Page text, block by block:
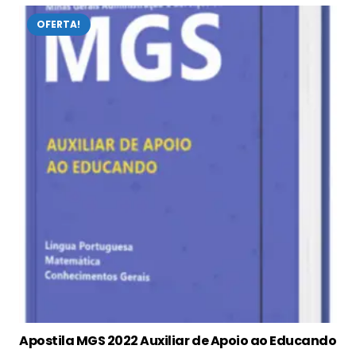
OFERTA!
Apostila MGS 2022 Auxiliar de Apoio ao Educando